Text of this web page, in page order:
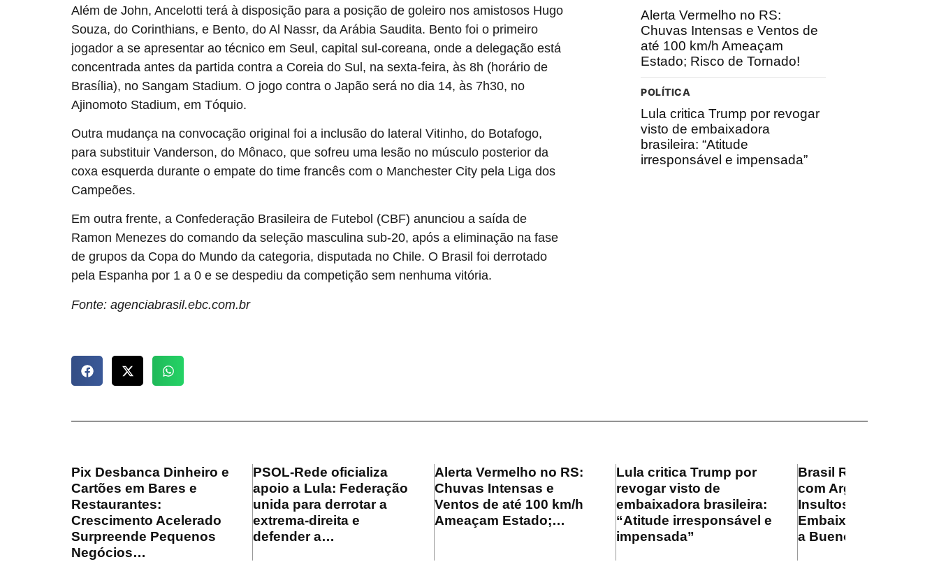
Além de John, Ancelotti terá à disposição para a posição de goleiro nos amistosos Hugo
Souza, do Corinthians, e Bento, do Al Nassr, da Arábia Saudita. Bento foi o primeiro
jogador a se apresentar ao técnico em Seul, capital sul-coreana, onde a delegação está
concentrada antes da partida contra a Coreia do Sul, na sexta-feira, às 8h (horário de
Brasília), no Sangam Stadium. O jogo contra o Japão será no dia 14, às 7h30, no
Ajinomoto Stadium, em Tóquio.
Outra mudança na convocação original foi a inclusão do lateral Vitinho, do Botafogo,
para substituir Vanderson, do Mônaco, que sofreu uma lesão no músculo posterior da
coxa esquerda durante o empate do time francês com o Manchester City pela Liga dos
Campeões.
Em outra frente, a Confederação Brasileira de Futebol (CBF) anunciou a saída de
Ramon Menezes do comando da seleção masculina sub-20, após a eliminação na fase
de grupos da Copa do Mundo da categoria, disputada no Chile. O Brasil foi derrotado
pela Espanha por 1 a 0 e se despediu da competição sem nenhuma vitória.
Fonte: agenciabrasil.ebc.com.br
Alerta Vermelho no RS:
Chuvas Intensas e Ventos de
até 100 km/h Ameaçam
Estado; Risco de Tornado!
POLÍTICA
Lula critica Trump por revogar
visto de embaixadora
brasileira: “Atitude
irresponsável e impensada”
Pix Desbanca Dinheiro e
Cartões em Bares e
Restaurantes:
Crescimento Acelerado
Surpreende Pequenos
Negócios…
PSOL-Rede oficializa
apoio a Lula: Federação
unida para derrotar a
extrema-direita e
defender a…
Alerta Vermelho no RS:
Chuvas Intensas e
Ventos de até 100 km/h
Ameaçam Estado;…
Lula critica Trump por
revogar visto de
embaixadora brasileira:
“Atitude irresponsável e
impensada”
Brasil Rebaixa
com Argentina Após
Insultos de Milei:
Embaixador Não
a Buenos…